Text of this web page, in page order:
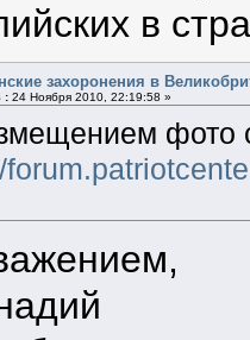
в
захоронения в
:24 Ноября 2010, 22:19:58 »
фото